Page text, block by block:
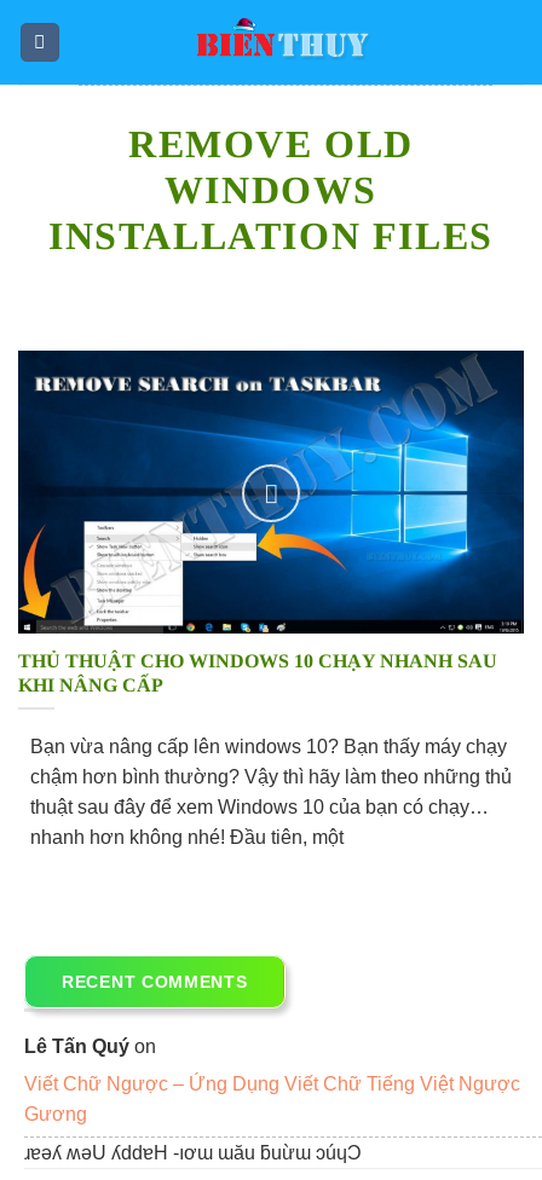
REMOVE OLD
WINDOWS
INSTALLATION FILES
THỦ THUẬT CHO WINDOWS 10 CHẠY NHANH SAU
KHI NÂNG CẤP
Bạn vừa nâng cấp lên windows 10? Bạn thấy máy chạy
chậm hơn bình thường? Vậy thì hãy làm theo những thủ
thuật sau đây để xem Windows 10 của bạn có chạy
nhanh hơn không nhé! Đầu tiên, một
RECENT COMMENTS
Lê Tấn Quý on
Viết Chữ Ngược – Ứng Dụng Viết Chữ Tiếng Việt Ngược
Gương
ɹɐǝʎ ʍǝU ʎddɐH -ıơɯ ɯău ƃuừɯ ɔúɥƆ